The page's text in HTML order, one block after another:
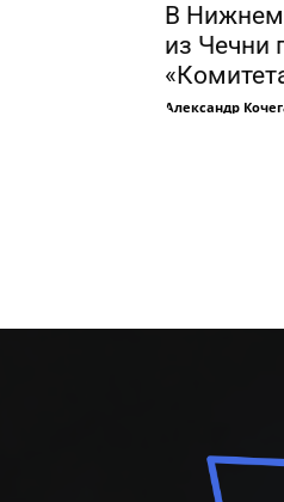
В Нижнем
из Чечни
Александр